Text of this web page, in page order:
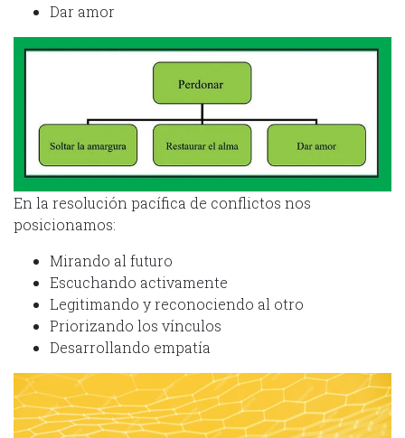
Dar amor
En la resolución pacífica de conflictos nos
posicionamos:
Mirando al futuro
Escuchando activamente
Legitimando y reconociendo al otro
Priorizando los vínculos
Desarrollando empatía